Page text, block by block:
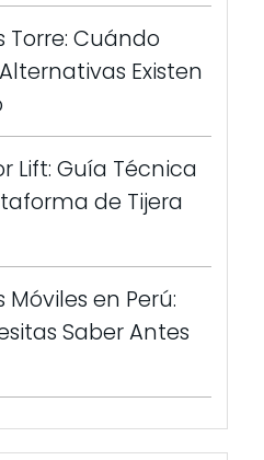
Torre: Cuándo
Existen
Lift: Guía Técnica
de Tijera
en Perú:
Saber Antes